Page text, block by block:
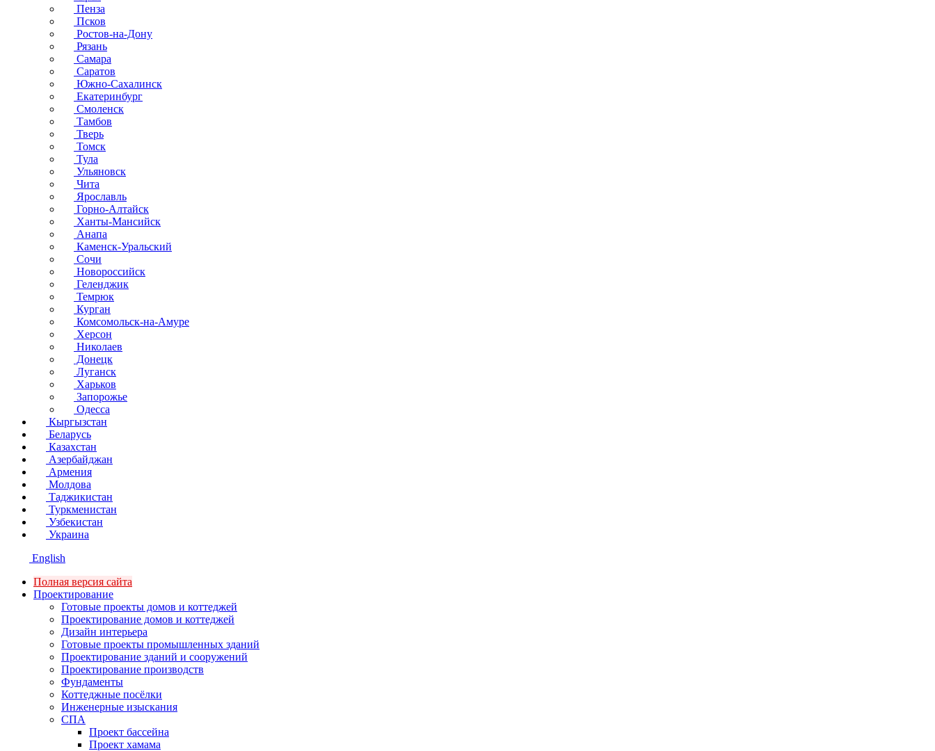
Пенза
Псков
Ростов-на-Дону
Рязань
Самара
Саратов
Южно-Сахалинск
Екатеринбург
Смоленск
Тамбов
Тверь
Томск
Тула
Ульяновск
Чита
Ярославль
Горно-Алтайск
Ханты-Мансийск
Анапа
Каменск-Уральский
Сочи
Новороссийск
Геленджик
Темрюк
Курган
Комсомольск-на-Амуре
Херсон
Николаев
Донецк
Луганск
Харьков
Запорожье
Одесса
Кыргызстан
Беларусь
Казахстан
Азербайджан
Армения
Молдова
Таджикистан
Туркменистан
Узбекистан
Украина
English
Полная версия сайта
Проектирование
Готовые проекты домов и коттеджей
Проектирование домов и коттеджей
Дизайн интерьера
Готовые проекты промышленных зданий
Проектирование зданий и сооружений
Проектирование производств
Фундаменты
Коттеджные посёлки
Инженерные изыскания
СПА
Проект бассейна
Проект хамама